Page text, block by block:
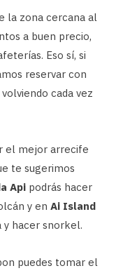
la zona cercana al
a buen precio,
Eso sí, si
reservar con
cada vez
el mejor arrecife
te sugerimos
Api podrás hacer
y en Ai Island
y hacer snorkel.
puedes tomar el